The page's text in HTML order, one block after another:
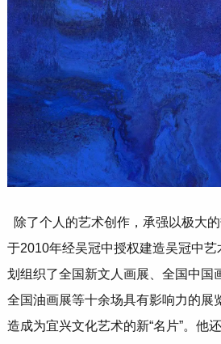
除了个人的艺术创作，承强以极大
于2010年经吴冠中授权建造吴冠中
划组织了全国新文人画展、全国中国
全国油画展等十余场具有影响力的展
造成为宜兴文化艺术的新“名片”。他